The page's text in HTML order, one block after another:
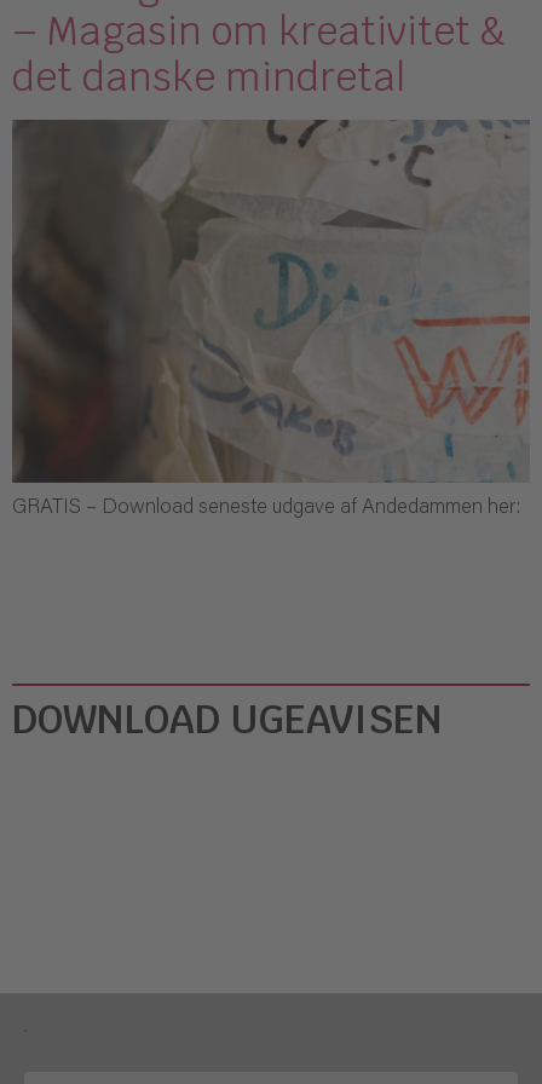
– Magasin om kreativitet &
det danske mindretal
GRATIS – Download seneste udgave af Andedammen her:
DOWNLOAD UGEAVISEN